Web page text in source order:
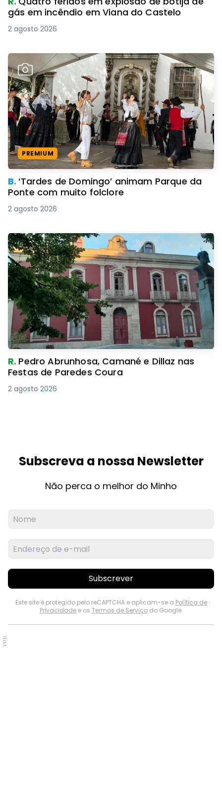
gás em incêndio em Viana do Castelo
2 agosto 2026
PREMIUM
B.‘Tardes de Domingo’ animam Parque da
Ponte com muito folclore
2 agosto 2026
R. Pedro Abrunhosa, Camané e Dillaz nas
Festas de Paredes Coura
2 agosto 2026
Subscreva a nossa Newsletter
Não perca o melhor do Minho
Subscrever
Este site é protegido pelo reCAPTCHA e aplicam-se a Política de
Privacidadee os Termos de Serviçodo Google.
PUB.